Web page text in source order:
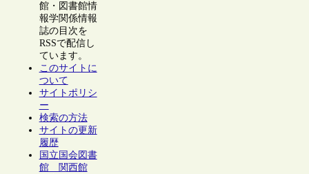
館・図書館情
報学関係情報
誌の目次を
RSSで配信し
ています。
このサイトに
ついて
サイトポリシ
ー
検索の方法
サイトの更新
履歴
国立国会図書
館 関西館